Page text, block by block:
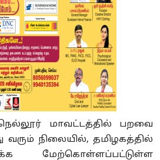
மாவட்டத்தில் பறவை
வரும் நிலையில், தமிழகத்தில்
மேற்கொள்ளப்பட்டுள்ள